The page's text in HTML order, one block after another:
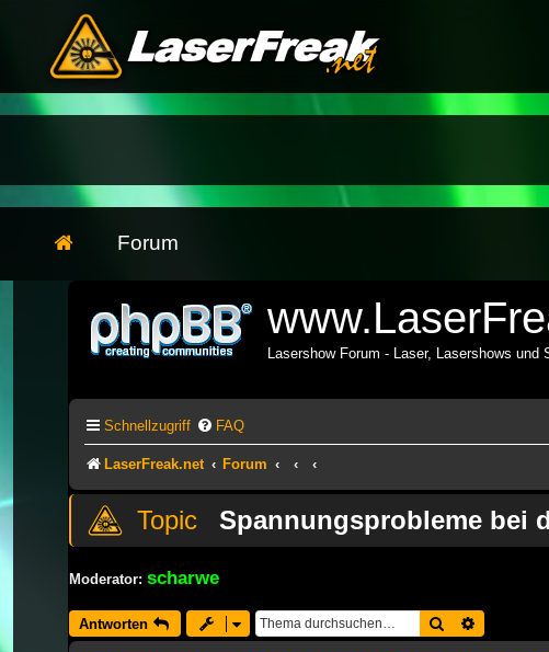
Forum
Lasershow Forum - Laser, Lasershows und
Schnellzugriff FAQ
LaserFreak.net Forum
Spannungsprobleme bei
Moderator: scharwe
Antworten Suche